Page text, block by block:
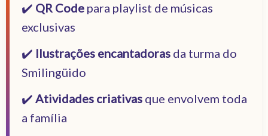
✔️ QR Code para playlist de músicas
exclusivas
✔️ Ilustrações encantadoras da turma do
Smilingüido
✔️ Atividades criativas que envolvem toda
a família